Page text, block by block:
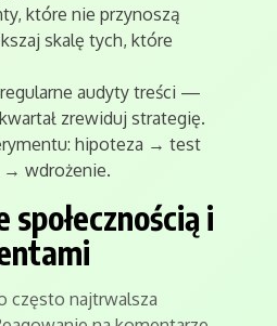
które nie przynoszą
skalę tych, które
audyty treści —
zrewiduj strategię.
hipoteza → test
wdrożenie.
społecznością i
często najtrwalsza